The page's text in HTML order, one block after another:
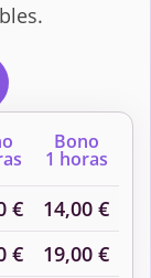
Bono
1 horas
€
14,00 €
€
19,00 €